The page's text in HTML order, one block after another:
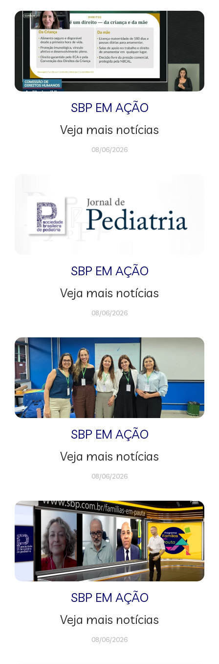
SBP EM AÇÃO
Veja mais notícias
08/06/2026
SBP EM AÇÃO
Veja mais notícias
08/06/2026
SBP EM AÇÃO
Veja mais notícias
08/06/2026
SBP EM AÇÃO
Veja mais notícias
08/06/2026